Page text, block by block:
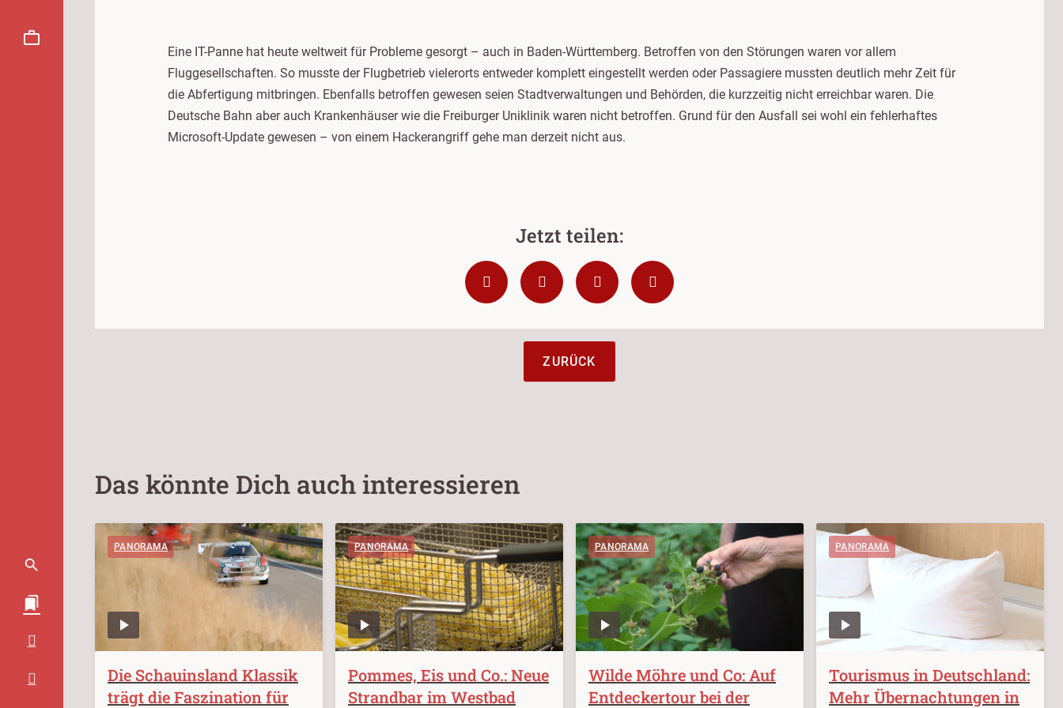
Eine IT-Panne hat heute weltweit für Probleme gesorgt – auch in Baden-Württemberg. Betroffen von den Störungen waren vor allem
Fluggesellschaften. So musste der Flugbetrieb vielerorts entweder komplett eingestellt werden oder Passagiere mussten deutlich mehr Zeit für
die Abfertigung mitbringen. Ebenfalls betroffen gewesen seien Stadtverwaltungen und Behörden, die kurzzeitig nicht erreichbar waren. Die
Deutsche Bahn aber auch Krankenhäuser wie die Freiburger Uniklinik waren nicht betroffen. Grund für den Ausfall sei wohl ein fehlerhaftes
Microsoft-Update gewesen – von einem Hackerangriff gehe man derzeit nicht aus.
ZURÜCK
Das könnte Dich auch interessieren
PANORAMA
Die Schauinsland Klassik
trägt die Faszination für
PANORAMA
Pommes, Eis und Co.: Neue
Strandbar im Westbad
PANORAMA
Wilde Möhre und Co: Auf
Entdeckertour bei der
PANORAMA
Tourismus in Deutschland:
Mehr Übernachtungen in